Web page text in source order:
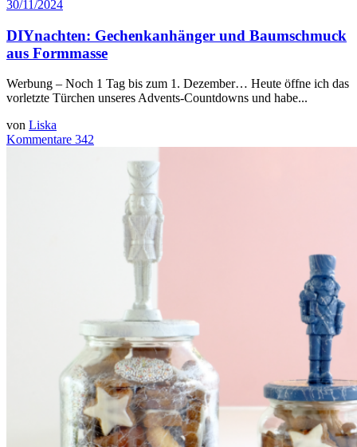
30/11/2024
DIYnachten: Gechenkanhänger und Baumschmuck
aus Formmasse
Werbung – Noch 1 Tag bis zum 1. Dezember… Heute öffne ich das
vorletzte Türchen unseres Advents-Countdowns und habe...
von Liska
Kommentare 342